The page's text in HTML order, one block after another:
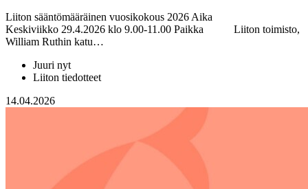
Liiton sääntömääräinen vuosikokous 2026 Aika
Keskiviikko 29.4.2026 klo 9.00-11.00 Paikka Liiton toimisto,
William Ruthin katu…
Juuri nyt
Liiton tiedotteet
14.04.2026